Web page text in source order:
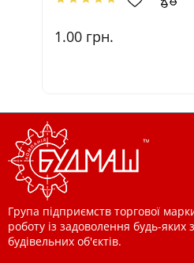
1.00 грн.
Група підприємств торгової
роботу із задоволення будь-яких
будівельних об'єктів.